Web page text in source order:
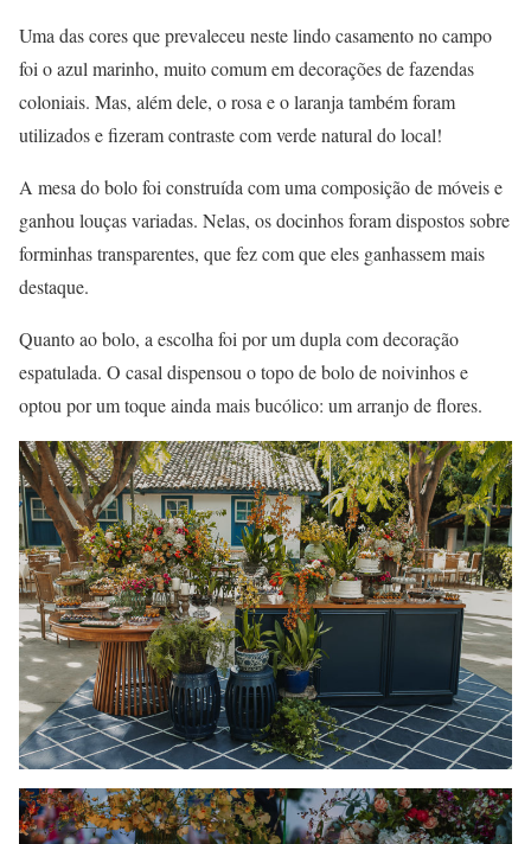
Uma das cores que prevaleceu neste lindo casamento no campo
foi o azul marinho, muito comum em decorações de fazendas
coloniais. Mas, além dele, o rosa e o laranja também foram
utilizados e fizeram contraste com verde natural do local!
A mesa do bolo foi construída com uma composição de móveis e
ganhou louças variadas. Nelas, os docinhos foram dispostos sobre
forminhas transparentes, que fez com que eles ganhassem mais
destaque.
Quanto ao bolo, a escolha foi por um dupla com decoração
espatulada. O casal dispensou o topo de bolo de noivinhos e
optou por um toque ainda mais bucólico: um arranjo de flores.